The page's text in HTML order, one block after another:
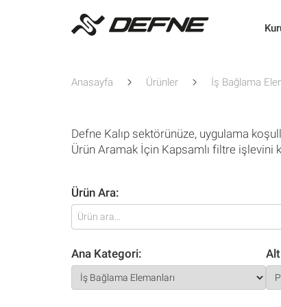
Anasayfa Ürünler İş Bağlama
Defne Kalıp sektörünüze, uygulama
Ürün Aramak İçin Kapsamlı filtre işlevini
Ürün Ara:
Ana Kategori: